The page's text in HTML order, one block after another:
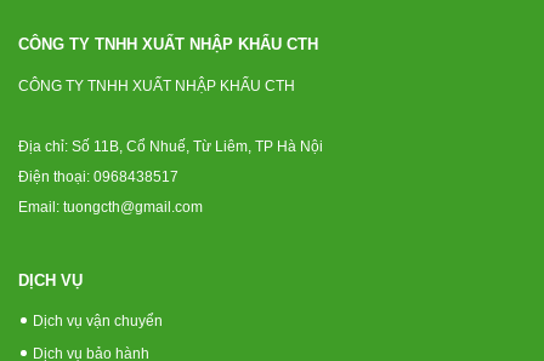
CÔNG TY TNHH XUẤT NHẬP KHẨU CTH
CÔNG TY TNHH XUẤT NHẬP KHẨU CTH
Địa chỉ: Số 11B, Cổ Nhuế, Từ Liêm, TP Hà Nội
Điện thoại: 0968438517
Email: tuongcth@gmail.com
DỊCH VỤ
Dịch vụ vận chuyển
Dịch vụ bảo hành